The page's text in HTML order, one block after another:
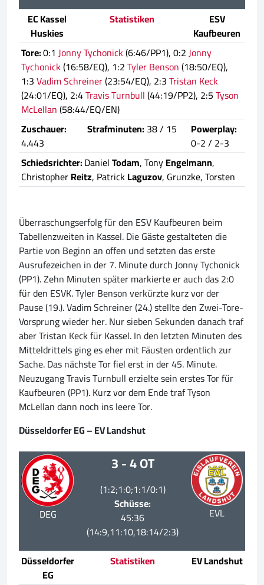
EC Kassel
Huskies
Statistiken
ESV
Kaufbeuren
Tore:0:1 Jonny Tychonick(6:46/PP1), 0:2Jonny
Tychonick(16:58/EQ), 1:2Tyler Benson(18:50/EQ),
1:3Vadim Schreiner(23:54/EQ), 2:3Tristan Keck
(24:01/EQ), 2:4Travis Turnbull(44:19/PP2), 2:5Tyson
McLellan(58:44/EQ/EN)
Zuschauer:
4.443
Strafminuten: 38 / 15
Powerplay:
0-2 / 2-3
Schiedsrichter:DanielTodam, TonyEngelmann,
ChristopherReitz, PatrickLaguzov, Grunzke, Torsten
Überraschungserfolg für den ESV Kaufbeuren beim
Tabellenzweiten in Kassel. Die Gäste gestalteten die
Partie von Beginn an offen und setzten das erste
Ausrufezeichen in der 7. Minute durch Jonny Tychonick
(PP1). Zehn Minuten später markierte er auch das 2:0
für den ESVK. Tyler Benson verkürzte kurz vor der
Pause (19.). Vadim Schreiner (24.) stellte den Zwei-Tore-
Vorsprung wieder her. Nur sieben Sekunden danach traf
aber Tristan Keck für Kassel. In den letzten Minuten des
Mitteldrittels ging es eher mit Fäusten ordentlich zur
Sache. Das nächste Tor fiel erst in der 45. Minute.
Neuzugang Travis Turnbull erzielte sein erstes Tor für
Kaufbeuren (PP1). Kurz vor dem Ende traf Tyson
McLellan dann noch ins leere Tor.
Düsseldorfer EG – EV Landshut
DEG
3 - 4 OT
(1:2;1:0;1:1/0:1)
Schüsse:
45:36
(14:9,11:10,18:14/2:3)
EVL
Düsseldorfer
EG
Statistiken
EV Landshut